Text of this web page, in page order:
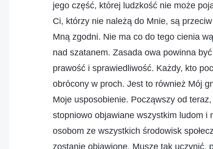
jego część, której ludzkość nie może
Ci, którzy nie należą do Mnie, są
Mną zgodni. Nie ma co do tego cienia
nad szatanem. Zasada owa powinna
prawość i sprawiedliwość. Każdy, kto
obrócony w proch. Jest to również Mój
Moje usposobienie. Począwszy od
stopniowo objawiane wszystkim ludom i
osobom ze wszystkich środowisk
zostanie objawione. Muszę tak uczynić,